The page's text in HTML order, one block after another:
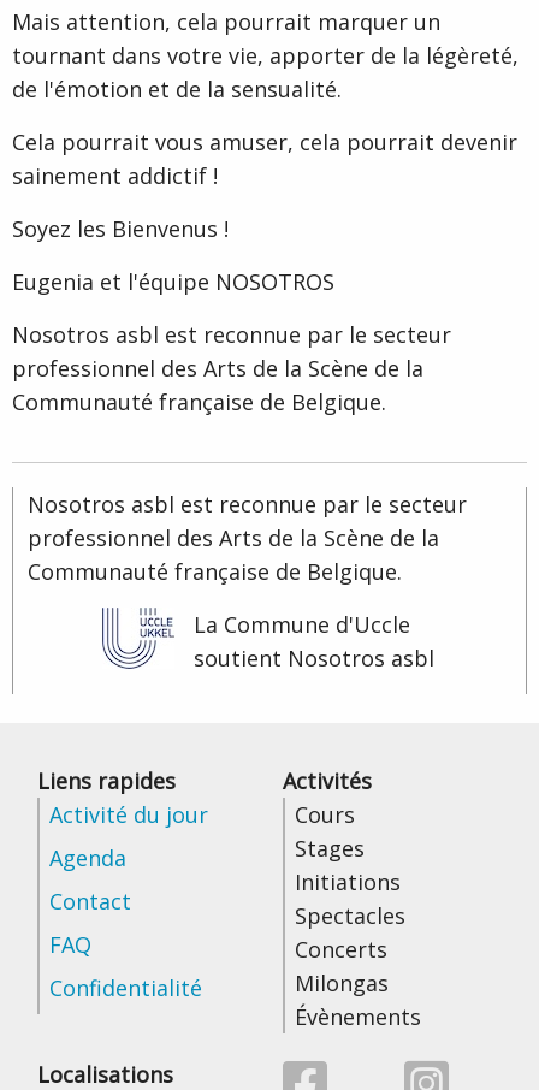
Mais attention, cela pourrait marquer un
tournant dans votre vie, apporter de la légèreté,
de l'émotion et de la sensualité.
Cela pourrait vous amuser, cela pourrait devenir
sainement addictif !
Soyez les Bienvenus !
Eugenia et l'équipe NOSOTROS
Nosotros asbl est reconnue par le secteur
professionnel des Arts de la Scène de la
Communauté française de Belgique.
Nosotros asbl est reconnue par le secteur
professionnel des Arts de la Scène de la
Communauté française de Belgique.
La Commune d'Uccle
soutient Nosotros asbl
Liens rapides
Activité du jour
Agenda
Contact
FAQ
Confidentialité
Activités
Cours
Stages
Initiations
Spectacles
Concerts
Milongas
Évènements
Localisations